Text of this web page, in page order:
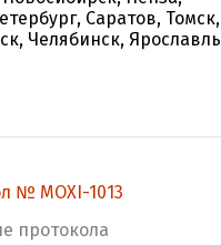
Саратов, Томск,
Челябинск, Ярославль
№ MOXI-1013
протокола